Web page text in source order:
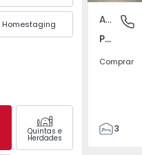
Homestaging
Quintas e
Herdades
Póvoa
Apartamento
Póvoa de Varzim, Beiriz e Argivai, Porto
Comprar
3